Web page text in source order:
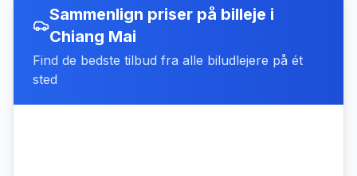
Sammenlign priser på billeje i
Chiang Mai
Find de bedste tilbud fra alle biludlejere på ét
sted